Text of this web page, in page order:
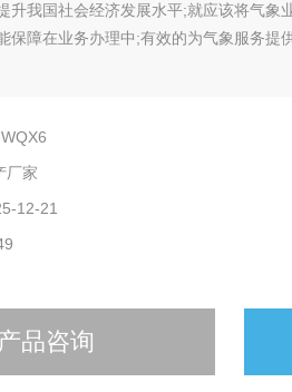
升我国社会经济发展水平;就应该将气象
保障在业务办理中;有效的为气象服务提
厂家
12-21
产品咨询